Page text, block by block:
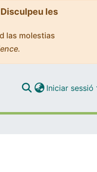
les
las molestias
Iniciar sessió